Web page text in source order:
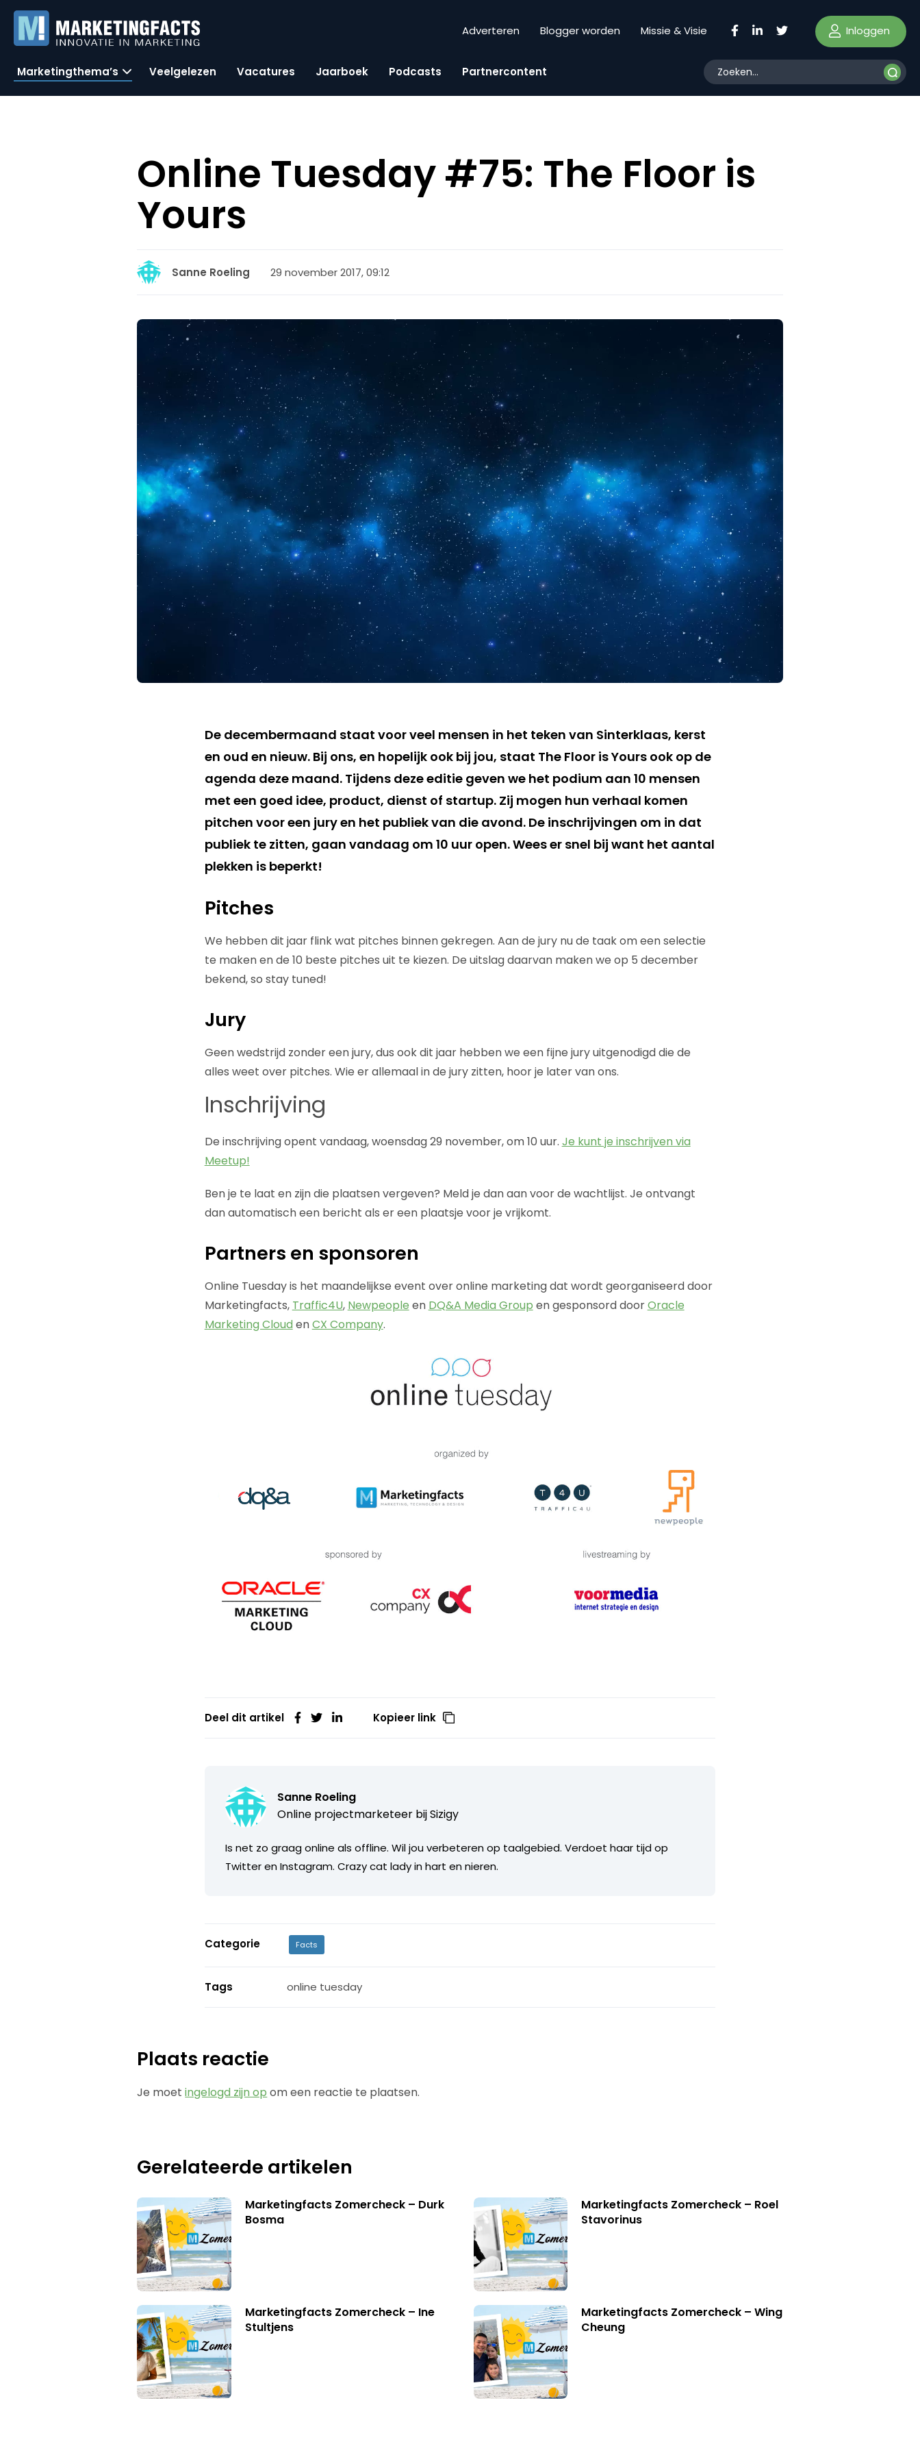
Adverteren Blogger worden Missie & Visie Inloggen
Marketingthema’s Veelgelezen Vacatures Jaarboek Podcasts Partnercontent
Online Tuesday #75: The Floor is
Yours
Sanne Roeling 29 november 2017, 09:12
De decembermaand staat voor veel mensen in het teken van Sinterklaas, kerst
en oud en nieuw. Bij ons, en hopelijk ook bij jou, staat The Floor is Yours ook op de
agenda deze maand. Tijdens deze editie geven we het podium aan 10 mensen
met een goed idee, product, dienst of startup. Zij mogen hun verhaal komen
pitchen voor een jury en het publiek van die avond. De inschrijvingen om in dat
publiek te zitten, gaan vandaag om 10 uur open. Wees er snel bij want het aantal
plekken is beperkt!
Pitches
We hebben dit jaar flink wat pitches binnen gekregen. Aan de jury nu de taak om een selectie
te maken en de 10 beste pitches uit te kiezen. De uitslag daarvan maken we op 5 december
bekend, so stay tuned!
Jury
Geen wedstrijd zonder een jury, dus ook dit jaar hebben we een fijne jury uitgenodigd die de
alles weet over pitches. Wie er allemaal in de jury zitten, hoor je later van ons.
Inschrijving
De inschrijving opent vandaag, woensdag 29 november, om 10 uur. Je kunt je inschrijven via
Meetup!
Ben je te laat en zijn die plaatsen vergeven? Meld je dan aan voor de wachtlijst. Je ontvangt
dan automatisch een bericht als er een plaatsje voor je vrijkomt.
Partners en sponsoren
Online Tuesday is het maandelijkse event over online marketing dat wordt georganiseerd door
Marketingfacts, Traffic4U, Newpeople en DQ&A Media Group en gesponsord doorOracle
Marketing Cloud enCX Company.
Deel dit artikel Kopieer link
Sanne Roeling
Online projectmarketeer bijSizigy
Is net zo graag online als offline. Wil jou verbeteren op taalgebied. Verdoet haar tijd op
Twitter en Instagram. Crazy cat lady in hart en nieren.
Categorie Facts
Tags online tuesday
Plaats reactie
Je moetingelogd zijn op om een reactie te plaatsen.
Gerelateerde artikelen
Marketingfacts Zomercheck – Durk
Bosma
Marketingfacts Zomercheck – Roel
Stavorinus
Marketingfacts Zomercheck – Ine
Stultjens
Marketingfacts Zomercheck – Wing
Cheung